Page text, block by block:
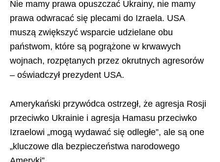
Nie mamy prawa opuszczać Ukrainy, nie mamy
prawa odwracać się plecami do Izraela. USA
muszą zwiększyć wsparcie udzielane obu
państwom, które są pogrążone w krwawych
wojnach, rozpętanych przez okrutnych agresorów
– oświadczył prezydent USA.
Amerykański przywódca ostrzegł, że agresja Rosji
przeciwko Ukrainie i agresja Hamasu przeciwko
Izraelowi „mogą wydawać się odległe”, ale są one
„kluczowe dla bezpieczeństwa narodowego